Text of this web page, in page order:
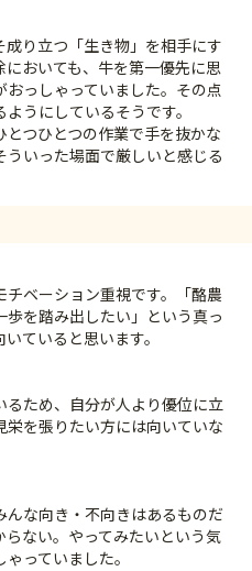
り立つ「生き物」を相手にす
おいても、牛を第一優先に思
っしゃっていました。その点
うにしているそうです。
つひとつの作業で手を抜かな
いった場面で厳しいと感じる
ベーション重視です。「酪農
を踏み出したい」という真っ
ていると思います。
ため、自分が人より優位に立
を張りたい方には向いていな
な向き・不向きはあるものだ
ない。やってみたいという気
っていました。